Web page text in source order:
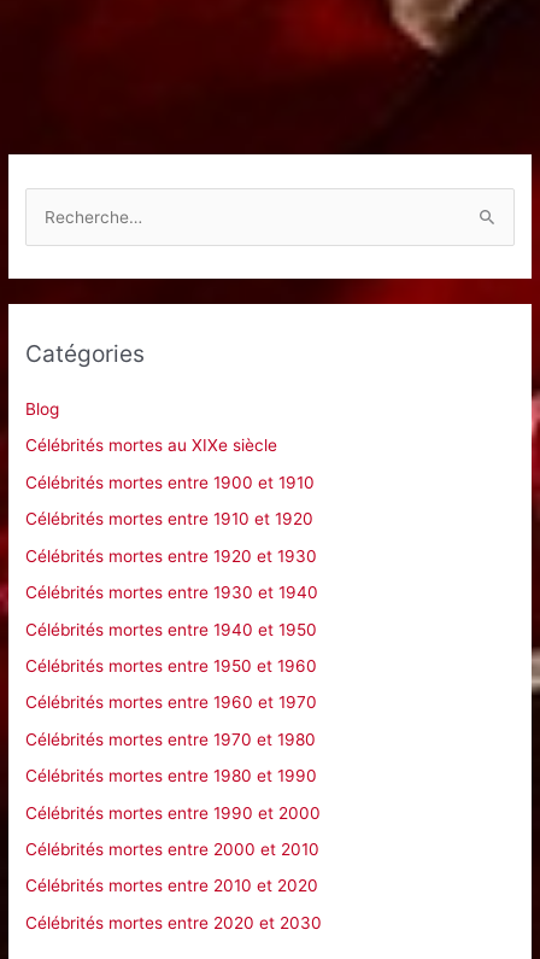
h
r
:
Catégories
Blog
Célébrités mortes au XIXe siècle
Célébrités mortes entre 1900 et 1910
Célébrités mortes entre 1910 et 1920
Célébrités mortes entre 1920 et 1930
Célébrités mortes entre 1930 et 1940
Célébrités mortes entre 1940 et 1950
Célébrités mortes entre 1950 et 1960
Célébrités mortes entre 1960 et 1970
Célébrités mortes entre 1970 et 1980
Célébrités mortes entre 1980 et 1990
Célébrités mortes entre 1990 et 2000
Célébrités mortes entre 2000 et 2010
Célébrités mortes entre 2010 et 2020
Célébrités mortes entre 2020 et 2030